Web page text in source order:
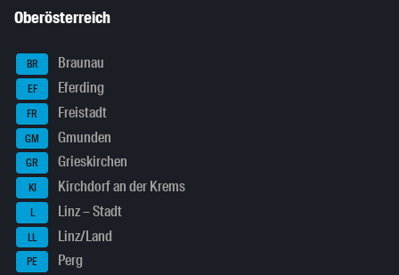
Oberösterreich
BR Braunau
EF Eferding
FR Freistadt
GM Gmunden
GR Grieskirchen
KI Kirchdorf an der Krems
L Linz – Stadt
LL Linz/Land
PE Perg